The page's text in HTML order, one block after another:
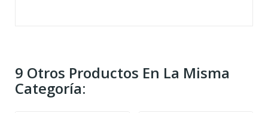
9 Otros Productos En La Misma
Categoría: